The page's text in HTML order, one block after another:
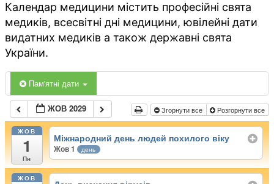
Календар медицини містить професійні свята
медиків, всесвітні дні медицини, ювілейні дати
видатних медиків а також державні свята
України.
Пам'ятні дати
ЖОВ 2029 Згорнути все Розгорнути все
ЖОВ
1
Пн
Міжнародний день людей похилого віку
Жов 1 день
ЖОВ